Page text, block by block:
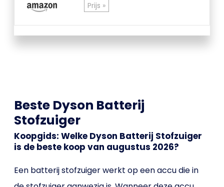
Prijs »
Beste Dyson Batterij
Stofzuiger
Koopgids: Welke Dyson Batterij Stofzuiger
is de beste koop van augustus 2026?
Een batterij stofzuiger werkt op een accu die in